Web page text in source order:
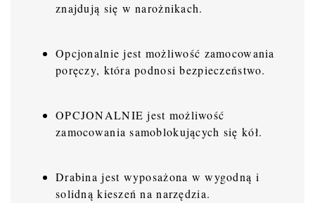
znajdują się w narożnikach.
Opcjonalnie jest możliwość zamocowania
poręczy, która podnosi bezpieczeństwo.
OPCJONALNIE jest możliwość
zamocowania samoblokujących się kół.
Drabina jest wyposażona w wygodną i
solidną kieszeń na narzędzia.